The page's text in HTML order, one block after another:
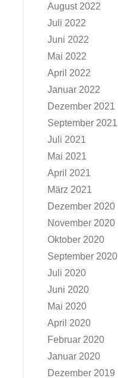
August 2022
Juli 2022
Juni 2022
Mai 2022
April 2022
Januar 2022
Dezember 2021
September 2021
Juli 2021
Mai 2021
April 2021
März 2021
Dezember 2020
November 2020
Oktober 2020
September 2020
Juli 2020
Juni 2020
Mai 2020
April 2020
Februar 2020
Januar 2020
Dezember 2019